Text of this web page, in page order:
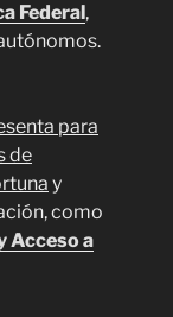
Federal,
para
de
y
como
Acceso a